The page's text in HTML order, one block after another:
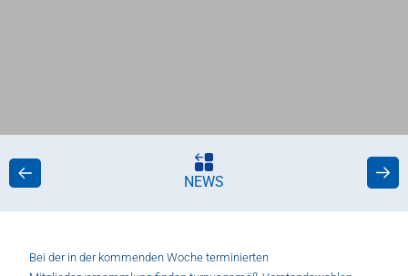
NEWS
Bei der in der kommenden Woche terminierten